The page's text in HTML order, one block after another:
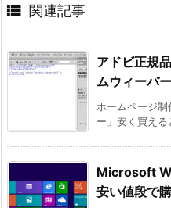
 関連記事
アドビ正規
ムウィーバ
ホームページ
ー」安く買え
Microsoft
安い値段で